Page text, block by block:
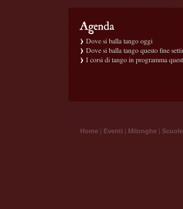
Dove si balla tango oggi
Dove si balla tango questo fine
I corsi di tango in programma
Home | Eventi | Milonghe | Scuole